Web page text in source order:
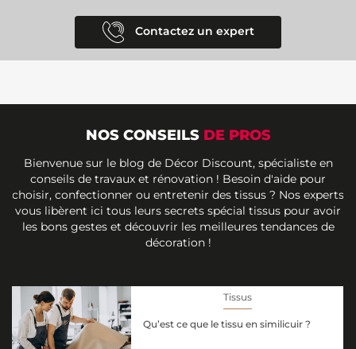
Contactez un expert
NOS CONSEILS DE PROS
Bienvenue sur le blog de Décor Discount, spécialiste en
conseils de travaux et rénovation ! Besoin d'aide pour
choisir, confectionner ou entretenir des tissus ? Nos experts
vous libèrent ici tous leurs secrets spécial tissus pour avoir
les bons gestes et découvrir les meilleures tendances de
décoration !
Tissus
Qu’est ce que le tissu en similicuir ?